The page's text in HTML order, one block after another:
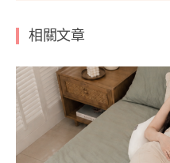
相關文章